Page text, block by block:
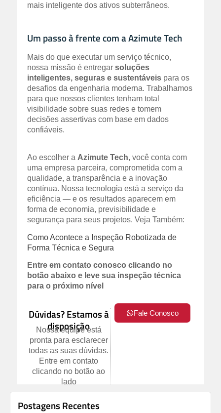
mais inteligente dos ativos subterrâneos.
Um passo à frente com a Azimute Tech
Mais do que executar um serviço técnico,
nossa missão é entregar soluções
inteligentes, seguras e sustentáveis para os
desafios da engenharia moderna. Trabalhamos
para que nossos clientes tenham total
visibilidade sobre suas redes e tomem
decisões assertivas com base em dados
confiáveis.
Ao escolher a Azimute Tech, você conta com
uma empresa parceira, comprometida com a
qualidade, a transparência e a inovação
contínua. Nossa tecnologia está a serviço da
eficiência — e os resultados aparecem em
forma de economia, previsibilidade e
segurança para seus projetos. Veja Também:
Como Acontece a Inspeção Robotizada de
Forma Técnica e Segura
Entre em contato conosco clicando no
botão abaixo e leve sua inspeção técnica
para o próximo nível
Dúvidas? Estamos à
disposição
Nossa equipe está
pronta para esclarecer
todas as suas dúvidas.
Entre em contato
clicando no botão ao
lado
Fale Conosco
Postagens Recentes